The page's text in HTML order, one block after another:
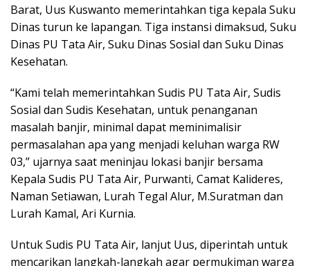
Barat, Uus Kuswanto memerintahkan tiga kepala Suku
Dinas turun ke lapangan. Tiga instansi dimaksud, Suku
Dinas PU Tata Air, Suku Dinas Sosial dan Suku Dinas
Kesehatan.
“Kami telah memerintahkan Sudis PU Tata Air, Sudis
Sosial dan Sudis Kesehatan, untuk penanganan
masalah banjir, minimal dapat meminimalisir
permasalahan apa yang menjadi keluhan warga RW
03,” ujarnya saat meninjau lokasi banjir bersama
Kepala Sudis PU Tata Air, Purwanti, Camat Kalideres,
Naman Setiawan, Lurah Tegal Alur, M.Suratman dan
Lurah Kamal, Ari Kurnia.
Untuk Sudis PU Tata Air, lanjut Uus, diperintah untuk
mencarikan langkah-langkah agar permukiman warga